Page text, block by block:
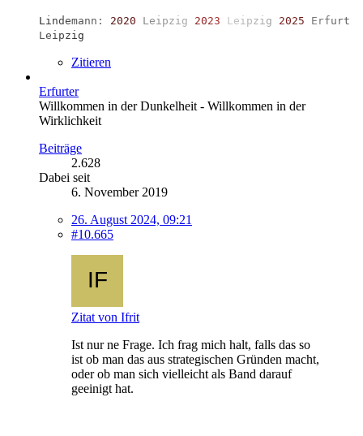
L i ndemann : 2020 L ei pzi g 2023 L ei pzi g 2025 E rfu rt
L ei pzi g
Zitieren
Erfurter
Willkommen in der Dunkelheit - Willkommen in der
Wirklichkeit
Beiträge
2.628
Dabei seit
6. November 2019
26. August 2024, 09:21
#10.665
Zitat von Ifrit
Ist nur ne Frage. Ich frag mich halt, falls das so
ist ob man das aus strategischen Gründen macht,
oder ob man sich vielleicht als Band darauf
geeinigt hat.